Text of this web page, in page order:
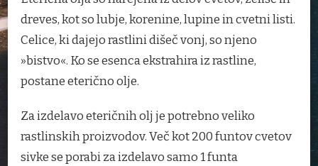
dreves, kot so lubje, korenine, lupine in cvetni listi.
Celice, ki dajejo rastlini dišeč vonj, so njeno
»bistvo«. Ko se esenca ekstrahira iz rastline,
postane eterično olje.
Za izdelavo eteričnih olj je potrebno veliko
rastlinskih proizvodov. Več kot 200 funtov cvetov
sivke se porabi za izdelavo samo 1 funta